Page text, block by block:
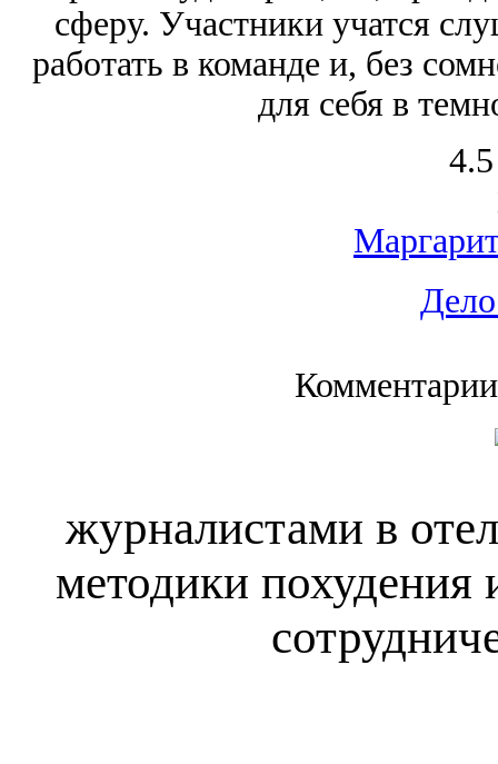
сферу. Участники учатся
работать в команде и, без
для себя в
журналистами в
методики похудения